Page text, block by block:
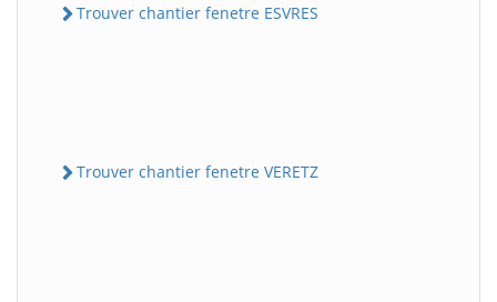
Trouver chantier fenetre ESVRES
Trouver chantier fenetre VERETZ